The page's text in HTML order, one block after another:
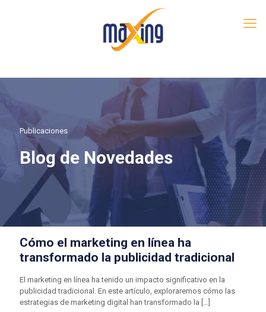
Publicaciones
Blog de Novedades
Cómo el marketing en línea ha
transformado la publicidad tradicional
El marketing en línea ha tenido un impacto significativo en la
publicidad tradicional. En este artículo, exploraremos cómo las
estrategias de marketing digital han transformado la […]